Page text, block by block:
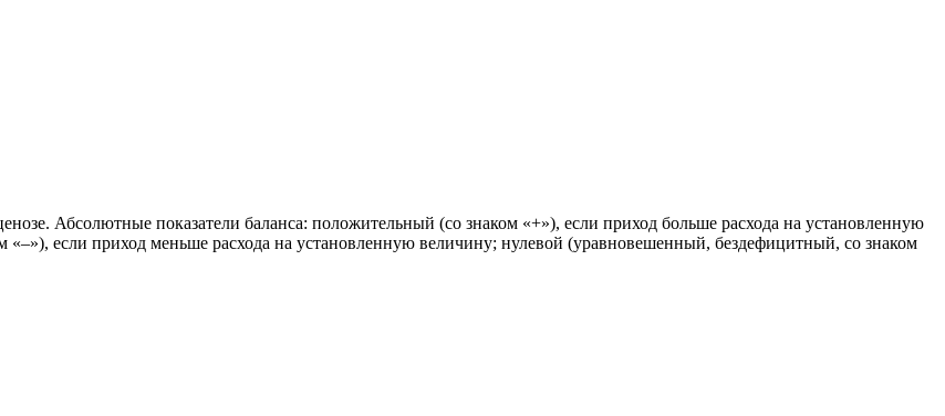
Абсолютные показатели баланса: положительный (со знаком «+»), если приход больше расхода на установленную
если приход меньше расхода на установленную величину; нулевой (уравновешенный, бездефицитный, со знаком